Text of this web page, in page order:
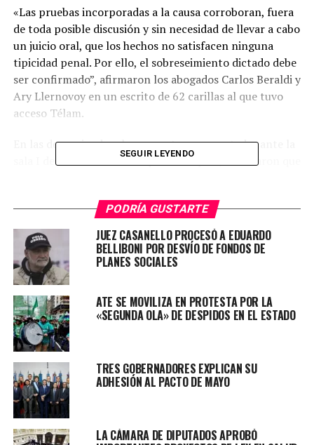
«Las pruebas incorporadas a la causa corroboran, fuera
de toda posible discusión y sin necesidad de llevar a cabo
un juicio oral, que los hechos no satisfacen ninguna
tipicidad penal. Por ello, el sobreseimiento dictado debe
ser confirmado”, afirmaron los abogados Carlos Beraldi y
Ary Llernovoy en un escrito de 62 carillas al que tuvo
acceso Télam.
En las denominadas «breves notas» presentadas ante la
sala I del máximo tribunal penal del país, solicitaron que
sobreseyó a todos los imputados sin llegar a la etapa de
juicio.
Los argumentos del Ministerio Público Fiscal «carecen
de todo sustento lógico y jurídico y, por ende, deben ser
desestimados», advirtieron.
Los integrantes de la sala I de Casación, Diego
Barroetaveña, Daniel Petrone y Ana María Figueroa
concretaron a las 12.30 la segunda audiencia virtual
para escuchar a las partes, que fue breve porque la
mayoría de los agendados para esta fecha presentaron
escritos.
SEGUIR LEYENDO
PODRÍA GUSTARTE
JUEZ CASANELLO PROCESÓ A EDUARDO
BELLIBONI POR DESVÍO DE FONDOS DE
PLANES SOCIALES
ATE SE MOVILIZA EN PROTESTA POR LA
«SEGUNDA OLA» DE DESPIDOS EN EL ESTADO
TRES GOBERNADORES EXPLICAN SU
ADHESIÓN AL PACTO DE MAYO
LA CÁMARA DE DIPUTADOS APROBÓ